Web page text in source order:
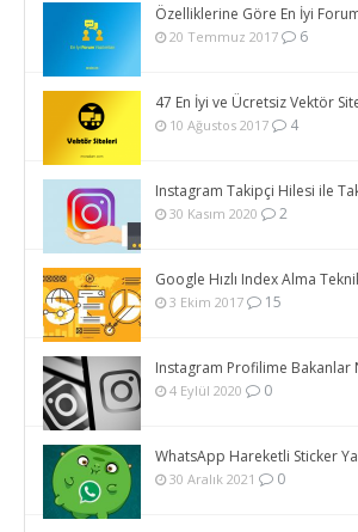
Özelliklerine Göre En İyi
20 Temmuz 2017 6
47 En İyi ve Ücretsiz Vektör
10 Ağustos 2017 4
Instagram Takipçi Hilesi ile
30 Kasım 2020 2
Google Hızlı Index Alma
3 Ekim 2017 15
Instagram Profilime Bakanlar
4 Eylül 2020 0
WhatsApp Hareketli Sticker
30 Aralık 2021 0